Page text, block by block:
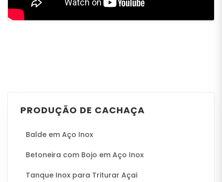
PRODUÇÃO DE CACHAÇA
Balde em Aço Inox
Betoneira com Bojo em Aço Inox
Tanque Inox para Triturar Açai